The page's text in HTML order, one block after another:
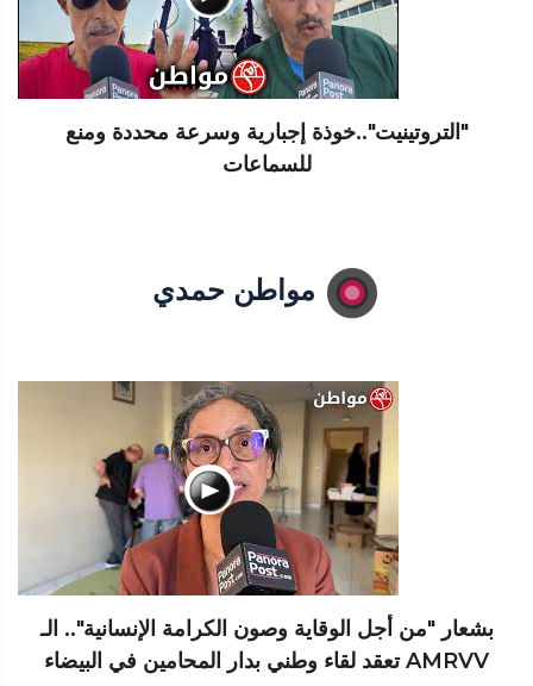
"التروتينيت"..خوذة إجبارية وسرعة محددة ومنع
للسماعات
مواطن حمدي
بشعار "من أجل الوقاية وصون الكرامة الإنسانية".. الـ
AMRVV تعقد لقاء وطني بدار المحامين في البيضاء